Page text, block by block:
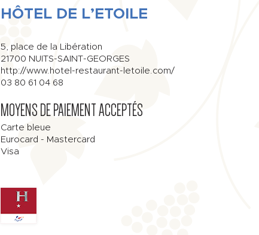
HÔTEL DE L’ETOILE
5, place de la Libération
21700 NUITS-SAINT-GEORGES
http://www.hotel-restaurant-letoile.com/
03 80 61 04 68
MOYENS DE PAIEMENT ACCEPTÉS
Carte bleue
Eurocard - Mastercard
Visa